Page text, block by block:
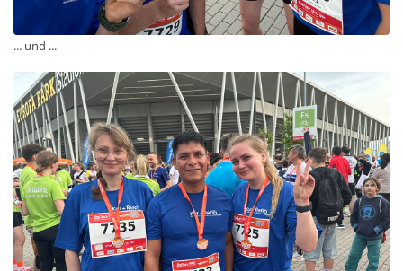
... und ...